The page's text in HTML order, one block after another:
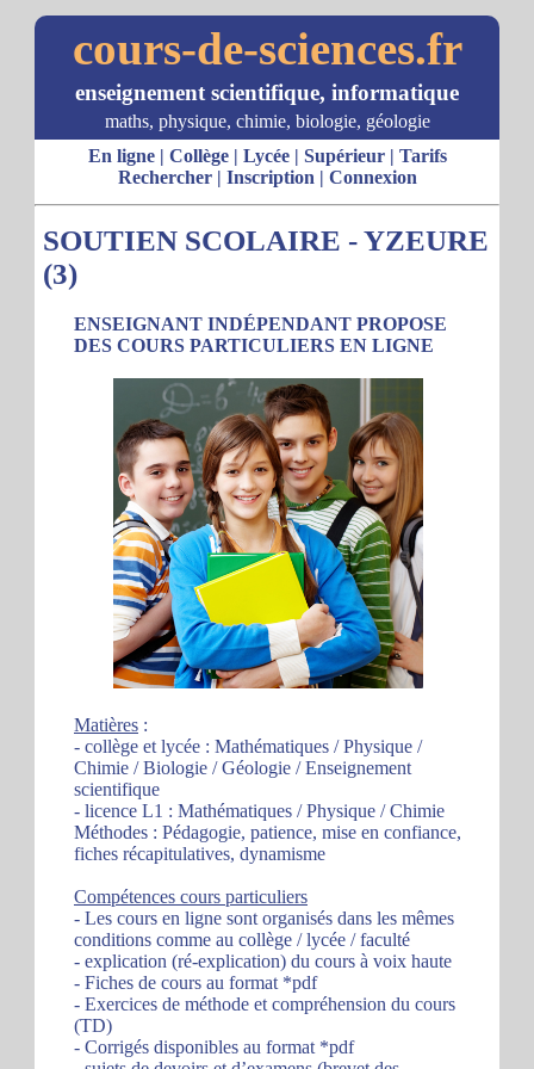
cours-de-sciences.fr
enseignement scientifique, informatique
maths, physique, chimie, biologie, géologie
En ligne| Collège| Lycée| Supérieur| Tarifs
Rechercher| Inscription | Connexion
SOUTIEN SCOLAIRE - YZEURE
(3)
ENSEIGNANT INDÉPENDANT PROPOSE
DES COURS PARTICULIERS EN LIGNE
Matières :
- collège et lycée : Mathématiques / Physique /
Chimie / Biologie / Géologie / Enseignement
scientifique
- licence L1 : Mathématiques / Physique / Chimie
Méthodes : Pédagogie, patience, mise en confiance,
fiches récapitulatives, dynamisme
Compétences cours particuliers
- Les cours en ligne sont organisés dans les mêmes
conditions comme au collège / lycée / faculté
- explication (ré-explication) du cours à voix haute
- Fiches de cours au format *pdf
- Exercices de méthode et compréhension du cours
(TD)
- Corrigés disponibles au format *pdf